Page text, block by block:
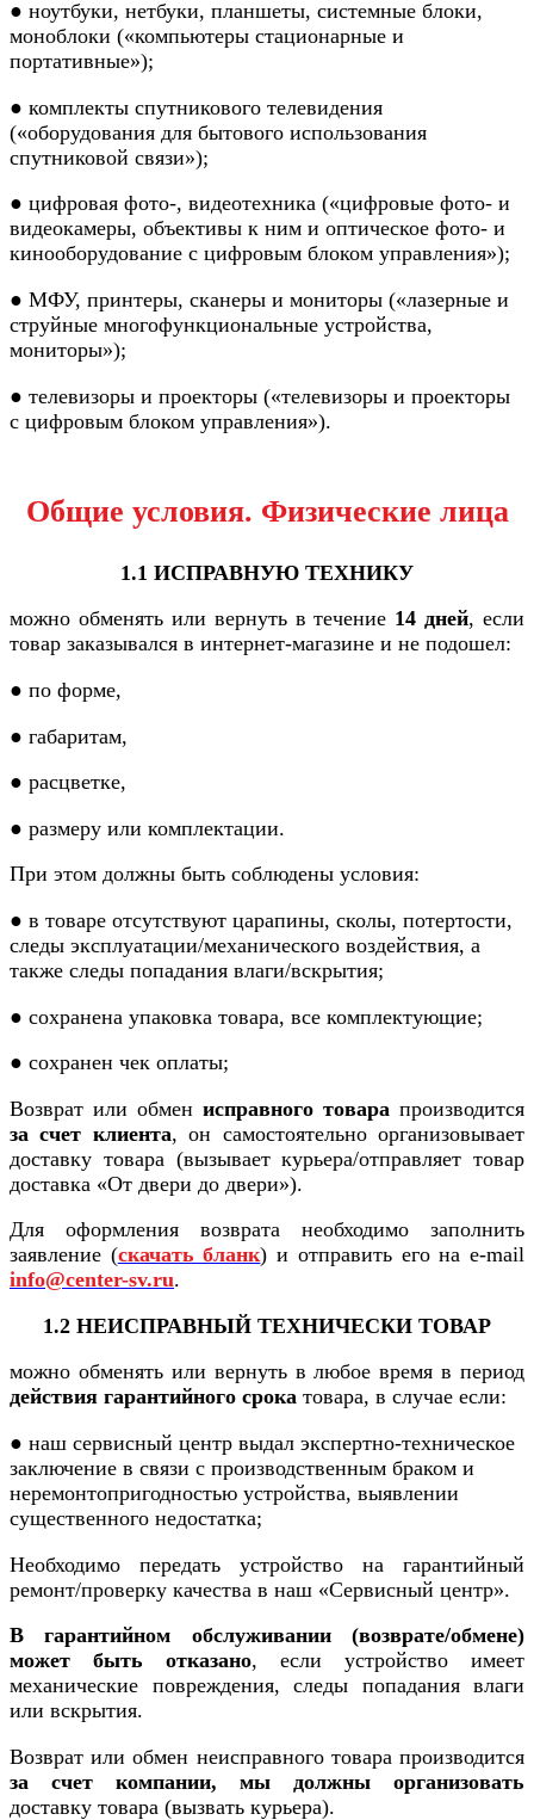
● ноутбуки, нетбуки, планшеты, системные блоки,
моноблоки («компьютеры стационарные и
портативные»);
● комплекты спутникового телевидения
(«оборудования для бытового использования
спутниковой связи»);
● цифровая фото-, видеотехника («цифровые фото- и
видеокамеры, объективы к ним и оптическое фото- и
кинооборудование с цифровым блоком управления»);
● МФУ, принтеры, сканеры и мониторы («лазерные и
струйные многофункциональные устройства,
мониторы»);
● телевизоры и проекторы («телевизоры и проекторы
с цифровым блоком управления»).
Общие условия. Физические лица
1.1 ИСПРАВНУЮ ТЕХНИКУ
можно обменять или вернуть в течение 14 дней, если
товар заказывался в интернет-магазине и не подошел:
● по форме,
● габаритам,
● расцветке,
● размеру или комплектации.
При этом должны быть соблюдены условия:
● в товаре отсутствуют царапины, сколы, потертости,
следы эксплуатации/механического воздействия, а
также следы попадания влаги/вскрытия;
● сохранена упаковка товара, все комплектующие;
● сохранен чек оплаты;
Возврат или обмен исправного товара производится
за счет клиента, он самостоятельно организовывает
доставку товара (вызывает курьера/отправляет товар
доставка «От двери до двери»).
Для оформления возврата необходимо заполнить
заявление (скачать бланк) и отправить его на e-mail
info@center-sv.ru.
1.2 НЕИСПРАВНЫЙ ТЕХНИЧЕСКИ ТОВАР
можно обменять или вернуть в любое время в период
действия гарантийного срока товара, в случае если:
● наш сервисный центр выдал экспертно-техническое
заключение в связи с производственным браком и
неремонтопригодностью устройства, выявлении
существенного недостатка;
Необходимо передать устройство на гарантийный
ремонт/проверку качества в наш «Сервисный центр».
В гарантийном обслуживании (возврате/обмене)
может быть отказано, если устройство имеет
механические повреждения, следы попадания влаги
или вскрытия.
Возврат или обмен неисправного товара производится
за счет компании, мы должны организовать
доставку товара (вызвать курьера).